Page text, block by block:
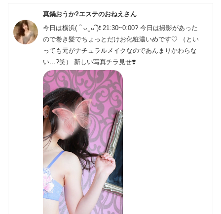
真鍋おうか?エステのおねえさん
今日は横浜( ՞ ᴗ ̫ ᴗ՞)❗️ 21:30~0:00? 今日は撮影があった
ので巻き髪でちょっとだけお化粧濃いめです♡ （とい
っても元がナチュラルメイクなのであんまりかわらな
い…?笑） 新しい写真チラ見せ❣️